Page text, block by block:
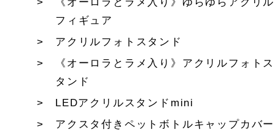
フィギュア
アクリルフォトスタンド
《オーロラとラメ入り》アクリルフォトス
タンド
LEDアクリルスタンドmini
アクスタ付きペットボトルキャップカバー